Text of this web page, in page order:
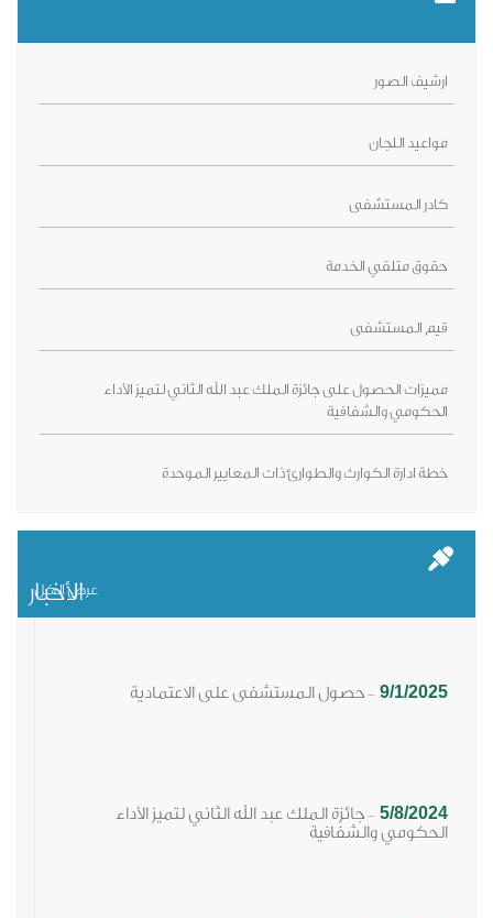
ارشيف الصور
مواعيد اللجان
كادر المستشفى
حقوق متلقي الخدمة
قيم المستشفى
مميزات الحصول على جائزة الملك عبد الله الثاني لتميز الأداء
الحكومي والشفافية
خطة ادارة الكوارث والطوارئ ذات المعايير الموحدة
الأخبار
عرض الكل
9/1/2025
-حصول المستشفى على الاعتمادية
5/8/2024
-جائزة الملك عبد الله الثاني لتميز الأداء
الحكومي والشفافية​